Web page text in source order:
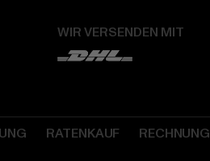
WIR VERSENDEN MIT
RATENKAUF RECHNUNG